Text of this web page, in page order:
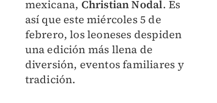
mexicana, Christian Nodal. Es
así que este miércoles 5 de
febrero, los leoneses despiden
una edición más llena de
diversión, eventos familiares y
tradición.